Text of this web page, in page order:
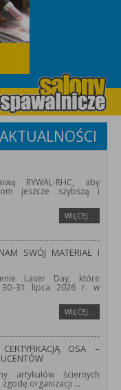
AKTUALNOŚCI
RYWAL-RHC, aby
jeszcze szybszą i
WIĘCEJ…
SWÓJ MATERIAŁ I
Laser Day, które
lipca 2026 r. w
WIĘCEJ…
OSA –
artykułów ściernych
zgodę organizacji ...